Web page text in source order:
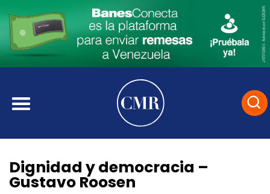
Dignidad y democracia –
Gustavo Roosen